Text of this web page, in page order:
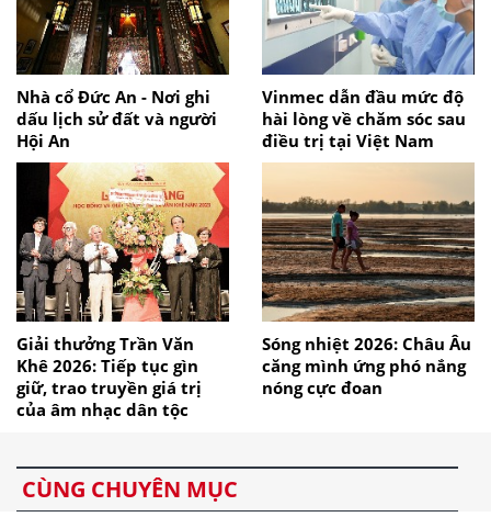
Nhà cổ Đức An - Nơi ghi
dấu lịch sử đất và người
Hội An
Vinmec dẫn đầu mức độ
hài lòng về chăm sóc sau
điều trị tại Việt Nam
Giải thưởng Trần Văn
Khê 2026: Tiếp tục gìn
giữ, trao truyền giá trị
của âm nhạc dân tộc
Sóng nhiệt 2026: Châu Âu
căng mình ứng phó nắng
nóng cực đoan
CÙNG CHUYÊN MỤC